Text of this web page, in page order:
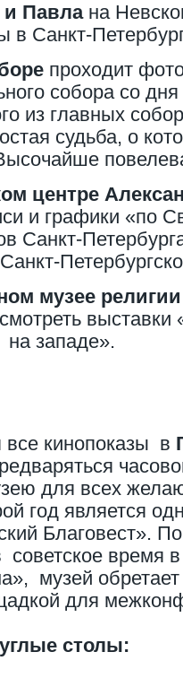
и Павла на
в Санкт-
проходит
собора со
из главных
судьба, о
центре
и графики «по
Санкт-
музее
на западе».
кинопоказы в
для всех
год является
Благовест».
время
музей
для
столы: